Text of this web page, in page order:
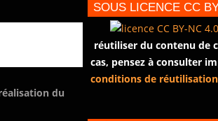
du
SOUS LICENCE CC
réutiliser du contenu de
cas, pensez à consulter
conditions de